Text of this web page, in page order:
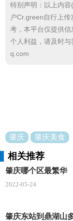
补养颜，和猪骨
而成的老火靓汤
等特点。文鲤最
鼎湖上素
“鼎湖上素”
一锅的大杂烩，
上等素斋。鼎湖
上鼎湖山的泉水
特别声明：以上内
户Cr.green自行上
考，本平台仅提供
个人利益，请及时
q.com
肇庆 肇庆美食
相关推荐
肇庆哪个区最繁华
2022-05-24
肇庆东站到鼎湖山